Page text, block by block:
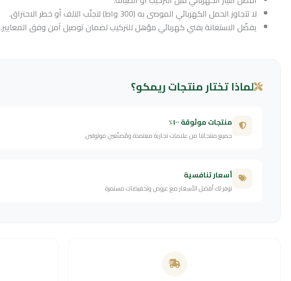
لا تتجاوز الحمل الكهربائي الموصى به (300 واط) لتجنّب التلف أو خطر الاحتراق.
يفضّل الاستعانة بفني كهربائي مؤهل للتركيب لضمان توصيل آمن وفق المعايير.
لماذا تختار منتجات ريمكو؟
منتجات موثوقة ١٠٠٪
جميع منتجاتنا من علامات تجارية معتمدة ومُصنّعين موثوقين.
أسعار تنافسية
نوفر لك أفضل الأسعار مع عروض وتخفيضات مستمرة.